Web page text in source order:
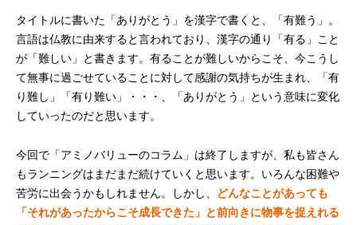
タイトルに書いた「ありがとう」を漢字で書くと、「有難う」。
言語は仏教に由来すると言われており、漢字の通り「有る」こと
が「難しい」と書きます。有ることが難しいからこそ、今こうし
て無事に過ごせていることに対して感謝の気持ちが生まれ、「有
り難し」「有り難い」・・・、「ありがとう」という意味に変化
していったのだと思います。
今回で「アミノバリューのコラム」は終了しますが、私も皆さん
もランニングはまだまだ続けていくと思います。いろんな困難や
苦労に出会うかもしれません。しかし、
どんなことがあっても
「それがあったからこそ成長できた」と前向きに物事を捉えれる